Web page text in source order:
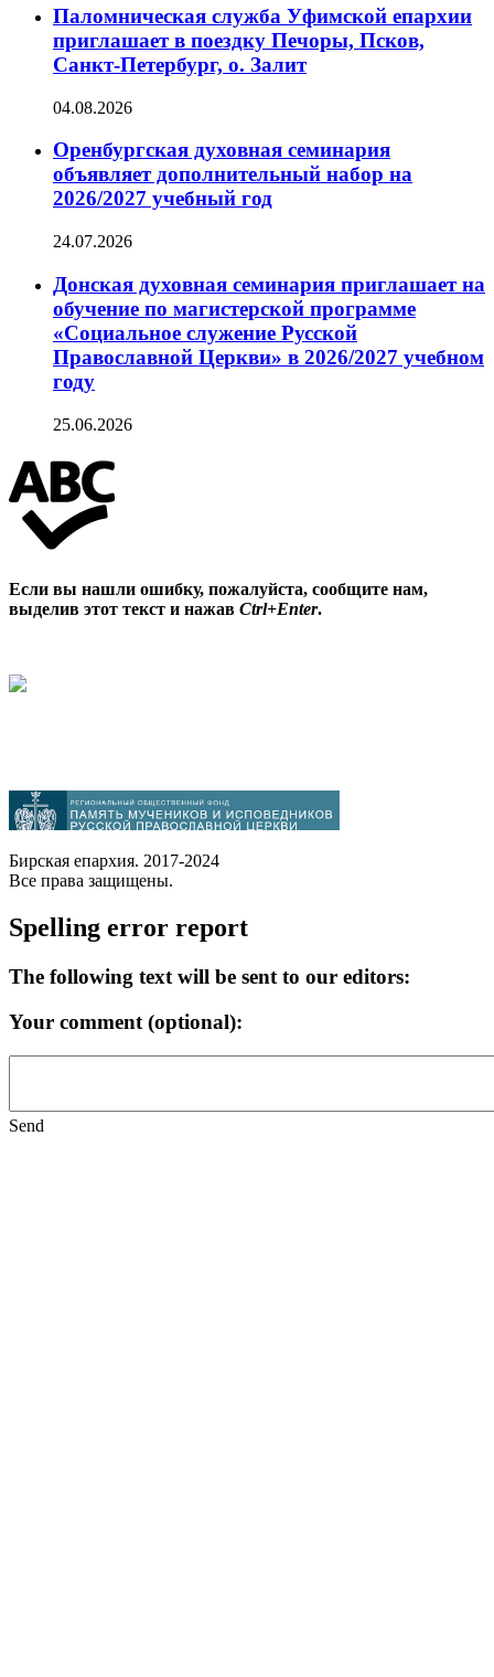
Паломническая служба Уфимской епархии
приглашает в поездку Печоры, Псков,
Санкт-Петербург, о. Залит
04.08.2026
Оренбургская духовная семинария
объявляет дополнительный набор на
2026/2027 учебный год
24.07.2026
Донская духовная семинария приглашает на
обучение по магистерской программе
«Социальное служение Русской
Православной Церкви» в 2026/2027 учебном
году
25.06.2026
Если вы нашли ошибку, пожалуйста, сообщите нам,
выделив этот текст и нажав Ctrl+Enter.
Бирская епархия. 2017-2024
Все права защищены.
Spelling error report
The following text will be sent to our editors:
Your comment (optional):
Send